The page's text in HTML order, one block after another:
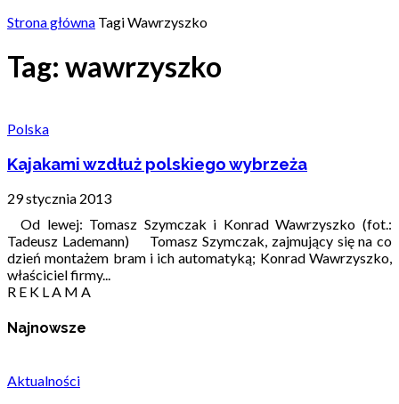
Strona główna TagiWawrzyszko
Tag: wawrzyszko
Polska
Kajakami wzdłuż polskiego wybrzeża
29 stycznia 2013
Od lewej: Tomasz Szymczak i Konrad Wawrzyszko (fot.:
Tadeusz Lademann) Tomasz Szymczak, zajmujący się na co
dzień montażem bram i ich automatyką; Konrad Wawrzyszko,
właściciel firmy...
R E K L A M A
Najnowsze
Aktualności